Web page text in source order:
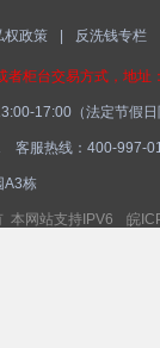
权政策 反洗钱专栏
者柜台交易方式，地
17:00（法定节假
服热线：400-997-
A3栋
本网站支持IPV6 皖